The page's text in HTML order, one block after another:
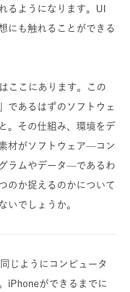
るようになります。UI
にも触れることができる
ここにあります。この
であるはずのソフトウェ
。その仕組み、環境をデ
材がソフトウェア—コン
ラムやデータ—であるわ
のか捉えるのかについて
いでしょうか。
じようにコンピュータ
iPhoneができるまでに